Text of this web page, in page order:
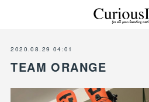
2020.08.29 04:01
TEAM ORANGE